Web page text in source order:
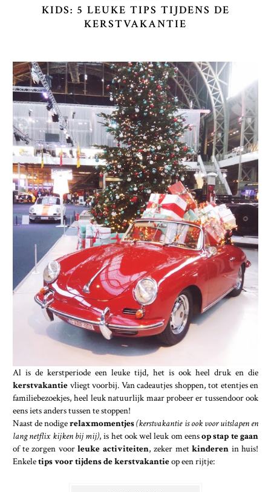
KIDS: 5 LEUKE TIPS TIJDENS DE
KERSTVAKANTIE
Al is de kerstperiode een leuke tijd, het is ook heel druk en die
kerstvakantie vliegt voorbij. Van cadeautjes shoppen, tot etentjes en
familiebezoekjes, heel leuk natuurlijk maar probeer er tussendoor ook
eens iets anders tussen te stoppen!
Naast de nodigerelaxmomentjes(kerstvakantie is ook voor uitslapen en
lang netflix kijken bij mij), is het ook wel leuk om eensop stap te gaan
of te zorgen voor leuke activiteiten, zeker met kinderen in huis!
Enkeletips voor tijdens de kerstvakantieop een rijtje: